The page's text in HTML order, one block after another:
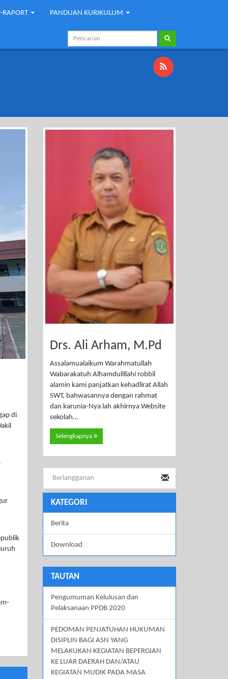
RAPORT PANDUAN KURIKULUM
di
Drs. Ali Arham, M.Pd
Assalamualaikum Warahmatullah
Wabarakatuh Alhamdulillahi robbil
alamin kami panjatkan kehadlirat Allah
SWT, bahwasannya dengan rahmat
dan karunia-Nya lah akhirnya Website
sekolah…
Selengkapnya
KATEGORI
Berita
Download
TAUTAN
Pengumuman Kelulusan dan
Pelaksanaan PPDB 2020
PEDOMAN PENJATUHAN HUKUMAN
DISIPLIN BAGI ASN YANG
MELAKUKAN KEGIATAN BEPERGIAN
KE LUAR DAERAH DAN/ATAU
KEGIATAN MUDIK PADA MASA